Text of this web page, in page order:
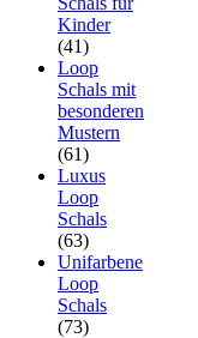
Kinder
(41)
Loop
Schals mit
besonderen
Mustern
(61)
Luxus
Loop
Schals
(63)
Unifarbene
Loop
Schals
(73)